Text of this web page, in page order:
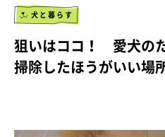
犬と暮らす
狙いはココ！ 愛犬の
掃除したほうがいい場